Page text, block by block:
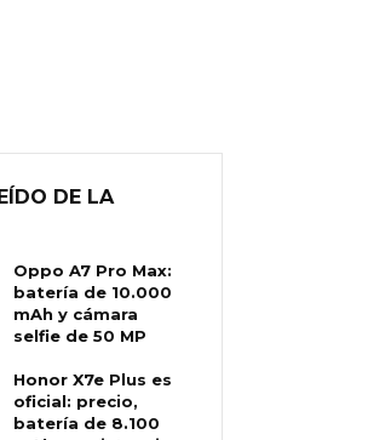
DE LA
Oppo A7 Pro Max:
batería de 10.000
mAh y cámara
selfie de 50 MP
Honor X7e Plus es
oficial: precio,
batería de 8.100